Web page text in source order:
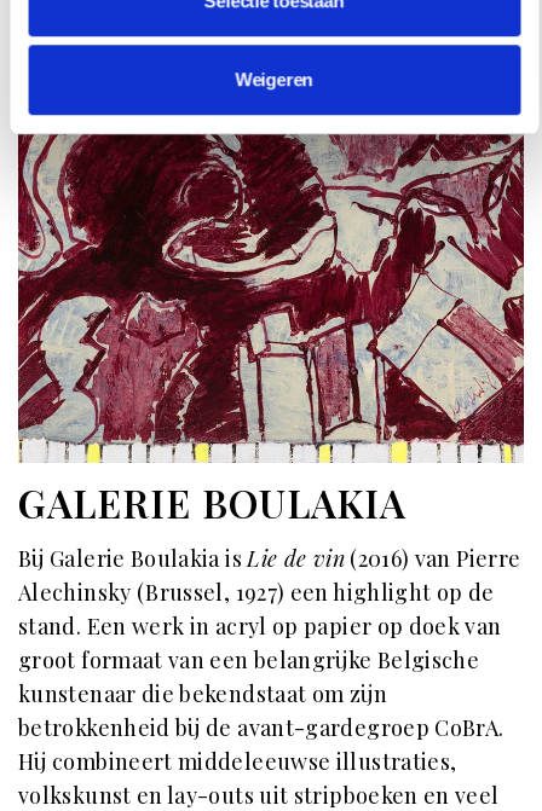
Weigeren
GALERIE BOULAKIA
Bij Galerie Boulakia is Lie de vin(2016) van Pierre
Alechinsky (Brussel, 1927) een highlight op de
stand. Een werk in acryl op papier op doek van
groot formaat van een belangrijke Belgische
kunstenaar die bekendstaat om zijn
betrokkenheid bij de avant-gardegroep CoBrA.
Hij combineert middeleeuwse illustraties,
volkskunst en lay-outs uit stripboeken en veel